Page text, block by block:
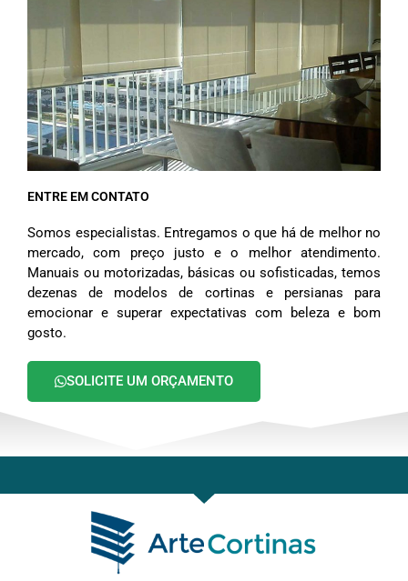
ENTRE EM CONTATO
Somos especialistas. Entregamos o que há de melhor no
mercado, com preço justo e o melhor atendimento.
Manuais ou motorizadas, básicas ou sofisticadas, temos
dezenas de modelos de cortinas e persianas para
emocionar e superar expectativas com beleza e bom
gosto.
SOLICITE UM ORÇAMENTO